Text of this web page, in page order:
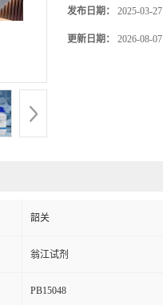
发布日期： 2025-03-27
更新日期： 2026-08-07
韶关
翁江试剂
PB15048